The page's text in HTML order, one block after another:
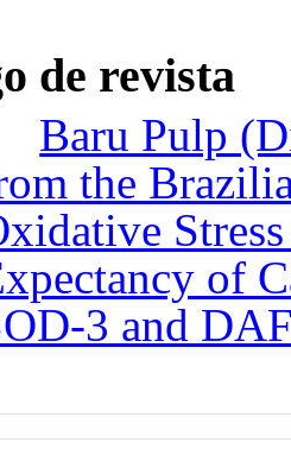
de revista
Baru Pulp
the
of
3 and